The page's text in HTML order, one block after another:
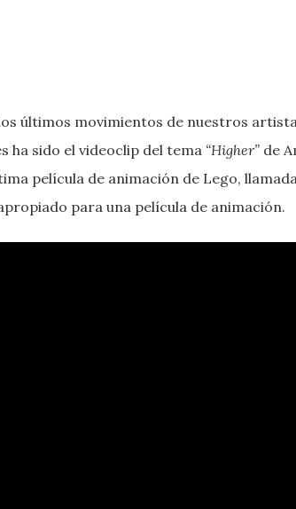
últimos movimientos de nuestros
ha sido el videoclip del tema “Higher” de
película de animación de Lego, llamada
para una película de animación.